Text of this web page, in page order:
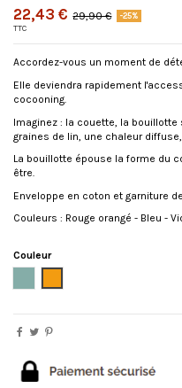
22,43 € 29,90 € -25%
TTC
Accordez-vous un moment de
Elle deviendra rapidement
cocooning.
Imaginez : la couette, la bouillotte
graines de lin, une chaleur
La bouillotte épouse la forme du
être.
Enveloppe en coton et garniture
Couleurs : Rouge orangé - Bleu -
Couleur